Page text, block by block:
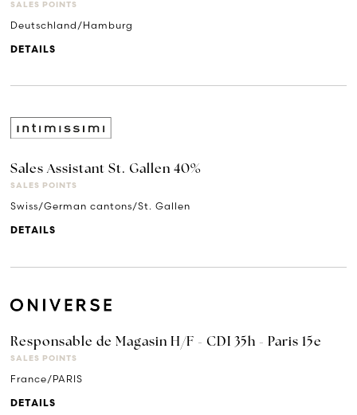
SALES POINTS
Deutschland/Hamburg
DETAILS
Sales Assistant St. Gallen 40%
SALES POINTS
Swiss/German cantons/St. Gallen
DETAILS
Responsable de Magasin H/F - CDI 35h - Paris 15e
SALES POINTS
France/PARIS
DETAILS